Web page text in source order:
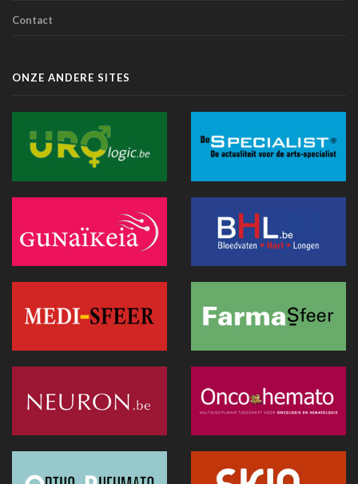
Belgische primeur: Imeldaziekenhuis zet AI in voor
Anthropic lanceert “Claude Science”, een AI-werkomgeving
voor biomedisch onderzoek
Belgische primeur: een immersieve virtual reality-capsule
doet zijn intrede in het CNP Saint-Martin
Europese Commissie wil snellere uitrol van AI in de
28 juni 2026 - 13:40
Hitte: Storing bij elektronisch patiëntendossier in AZ Sint-
Lucas van de baan
Doktr wil uitgroeien tot een allesomvattend zorgplatform
oververhitte server in Parijs
Contact
ONZE ANDERE SITES